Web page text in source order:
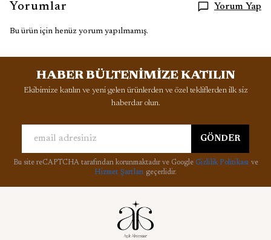
Yorumlar Yorum Yap
Bu ürün için henüz yorum yapılmamış.
HABER BÜLTENİMİZE KATILIN
Ekibimize katılın ve yeni gelen ürünlerden ve özel tekliflerden ilk siz
haberdar olun.
GÖNDER
Bu site reCAPTCHA tarafından korunmaktadır ve Google Gizlilik Politikası ve
Hizmet Şartları geçerlidir.